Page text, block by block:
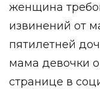
женщина
извинений от
пятилетней
мама девочки
странице в